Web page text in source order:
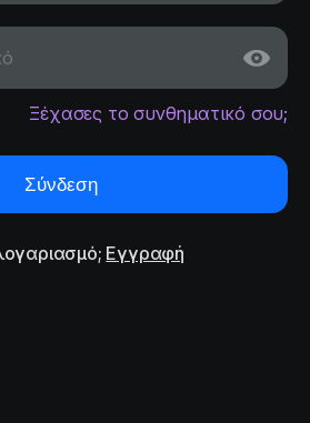
Ξέχασες το συνθηματικό σου;
Σύνδεση
Εγγραφή